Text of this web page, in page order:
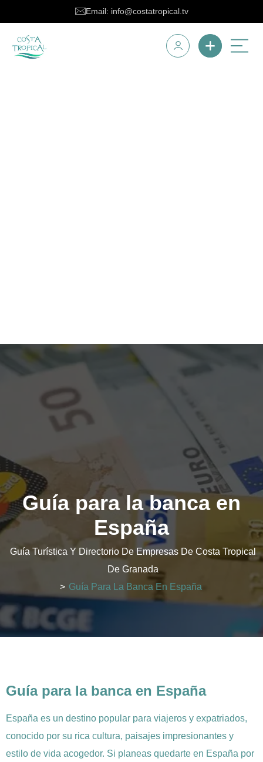
Email: info@costatropical.tv
Guía para la banca en
España
Guía Turística Y Directorio De Empresas De Costa Tropical
De Granada
> Guía Para La Banca En España
Guía para la banca en España
España es un destino popular para viajeros y expatriados,
conocido por su rica cultura, paisajes impresionantes y
estilo de vida acogedor. Si planeas quedarte en España por